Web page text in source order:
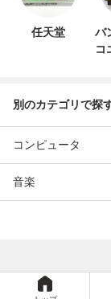
任天堂
バ
コ
別のカテゴリで探
コンピュータ
音楽